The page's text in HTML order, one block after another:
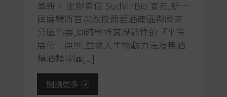
革新。 主辦單位 SudVinBio 宣布,新一
屆展覽將首次改按葡萄酒產區與國家
分區佈展,同時堅持其標誌性的「平等
展位」原則,並擴大生物動力法及無酒
精酒類專區[...]
閱讀更多